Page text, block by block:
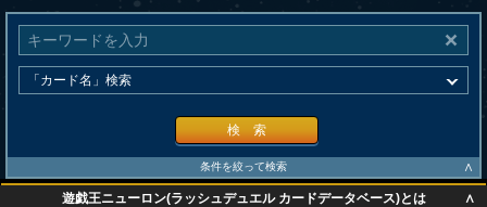
検 索
条件を絞って検索 ∧
遊戯王ニューロン(ラッシュデュエル カードデータベース)とは ∧